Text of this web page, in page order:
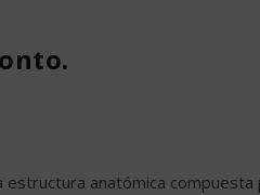
estructura anatómica